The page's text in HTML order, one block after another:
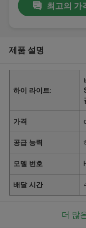
최고의 가
제품 설명
하이 라이트:
가격
공급 능력
모델 번호
배달 시간
더 많